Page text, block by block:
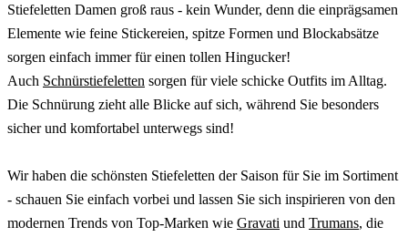
Stiefeletten Damen groß raus - kein Wunder, denn die einprägsamen
Elemente wie feine Stickereien, spitze Formen und Blockabsätze
sorgen einfach immer für einen tollen Hingucker!
Auch Schnürstiefeletten sorgen für viele schicke Outfits im Alltag.
Die Schnürung zieht alle Blicke auf sich, während Sie besonders
sicher und komfortabel unterwegs sind!
Wir haben die schönsten Stiefeletten der Saison für Sie im Sortiment
- schauen Sie einfach vorbei und lassen Sie sich inspirieren von den
modernen Trends von Top-Marken wie Gravati und Trumans, die